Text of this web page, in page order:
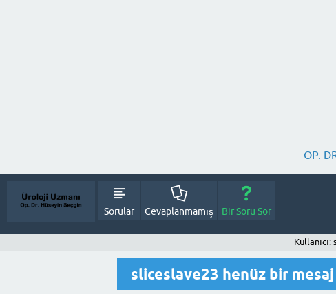
OP.
Sorular Cevaplanmamış Bir Soru Sor
sliceslave23 henüz bir